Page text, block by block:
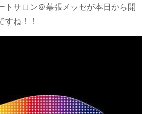
トサロン＠幕張メッセが本日から開
すね！！